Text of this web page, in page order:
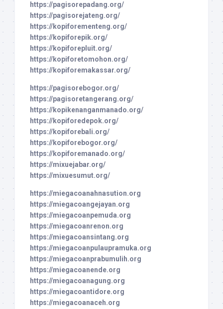
https://pagisorepadang.org/
https://pagisorejateng.org/
https://kopiforementeng.org/
https://kopiforepik.org/
https://kopiforepluit.org/
https://kopiforetomohon.org/
https://kopiforemakassar.org/
https://pagisorebogor.org/
https://pagisoretangerang.org/
https://kopikenanganmanado.org/
https://kopiforedepok.org/
https://kopiforebali.org/
https://kopiforebogor.org/
https://kopiforemanado.org/
https://mixuejabar.org/
https://mixuesumut.org/
https://miegacoanahnasution.org
https://miegacoangejayan.org
https://miegacoanpemuda.org
https://miegacoanrenon.org
https://miegacoansintang.org
https://miegacoanpulaupramuka.org
https://miegacoanprabumulih.org
https://miegacoanende.org
https://miegacoanagung.org
https://miegacoantidore.org
https://miegacoanaceh.org